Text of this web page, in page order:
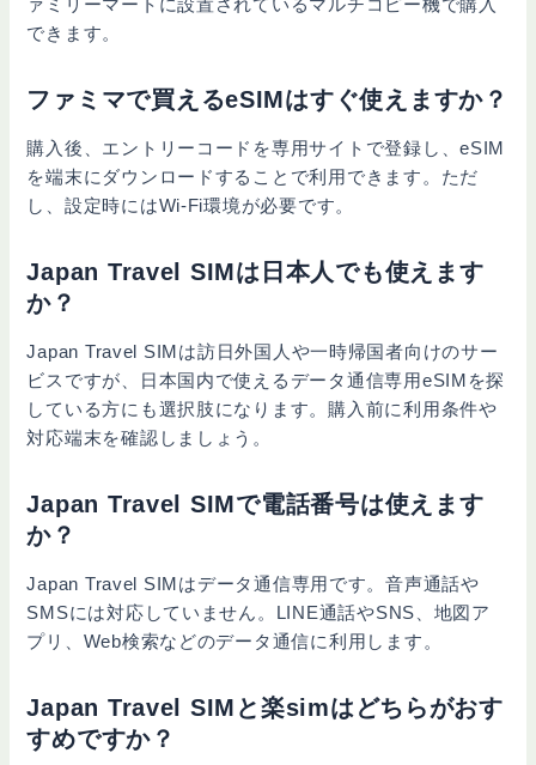
ァミリーマートに設置されているマルチコピー機で購入
できます。
ファミマで買えるeSIMはすぐ使えますか？
購入後、エントリーコードを専用サイトで登録し、eSIM
を端末にダウンロードすることで利用できます。ただ
し、設定時にはWi-Fi環境が必要です。
Japan Travel SIMは日本人でも使えます
か？
Japan Travel SIMは訪日外国人や一時帰国者向けのサー
ビスですが、日本国内で使えるデータ通信専用eSIMを探
している方にも選択肢になります。購入前に利用条件や
対応端末を確認しましょう。
Japan Travel SIMで電話番号は使えます
か？
Japan Travel SIMはデータ通信専用です。音声通話や
SMSには対応していません。LINE通話やSNS、地図ア
プリ、Web検索などのデータ通信に利用します。
Japan Travel SIMと楽simはどちらがおす
すめですか？